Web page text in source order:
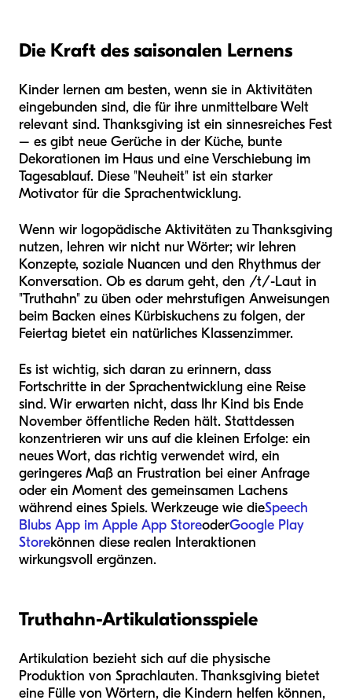
Die Kraft des saisonalen Lernens
Kinder lernen am besten, wenn sie in Aktivitäten
eingebunden sind, die für ihre unmittelbare Welt
relevant sind. Thanksgiving ist ein sinnesreiches Fest
– es gibt neue Gerüche in der Küche, bunte
Dekorationen im Haus und eine Verschiebung im
Tagesablauf. Diese "Neuheit" ist ein starker
Motivator für die Sprachentwicklung.
Wenn wir logopädische Aktivitäten zu Thanksgiving
nutzen, lehren wir nicht nur Wörter; wir lehren
Konzepte, soziale Nuancen und den Rhythmus der
Konversation. Ob es darum geht, den /t/-Laut in
"Truthahn" zu üben oder mehrstufigen Anweisungen
beim Backen eines Kürbiskuchens zu folgen, der
Feiertag bietet ein natürliches Klassenzimmer.
Es ist wichtig, sich daran zu erinnern, dass
Fortschritte in der Sprachentwicklung eine Reise
sind. Wir erwarten nicht, dass Ihr Kind bis Ende
November öffentliche Reden hält. Stattdessen
konzentrieren wir uns auf die kleinen Erfolge: ein
neues Wort, das richtig verwendet wird, ein
geringeres Maß an Frustration bei einer Anfrage
oder ein Moment des gemeinsamen Lachens
während eines Spiels. Werkzeuge wie dieSpeech
Blubs App im Apple App StoreoderGoogle Play
Storekönnen diese realen Interaktionen
wirkungsvoll ergänzen.
Truthahn-Artikulationsspiele
Artikulation bezieht sich auf die physische
Produktion von Sprachlauten. Thanksgiving bietet
eine Fülle von Wörtern, die Kindern helfen können,